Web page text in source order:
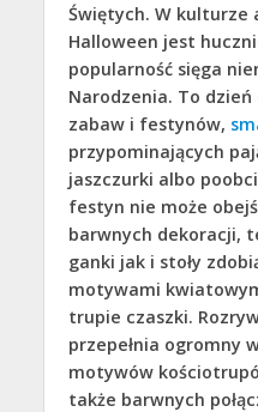
Świętych. W kulturze
Halloween jest
popularność sięga
Narodzenia. To
zabaw i festynów,
przypominających
jaszczurki albo
festyn nie może
barwnych dekoracji,
ganki jak i stoły
motywami
trupie czaszki.
przepełnia ogromny
motywów
także barwnych